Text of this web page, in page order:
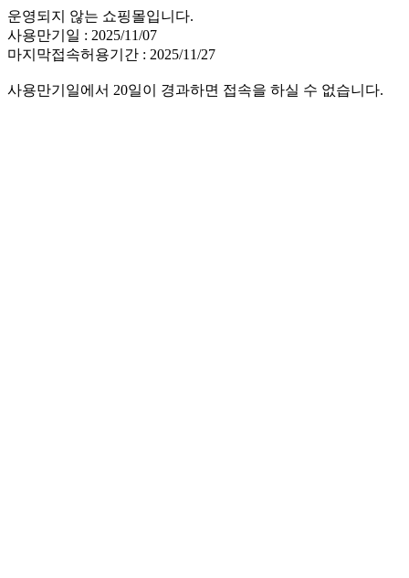
운영되지 않는 쇼핑몰입니다.
사용만기일 : 2025/11/07
마지막접속허용기간 : 2025/11/27
사용만기일에서 20일이 경과하면 접속을 하실 수 없습니다.